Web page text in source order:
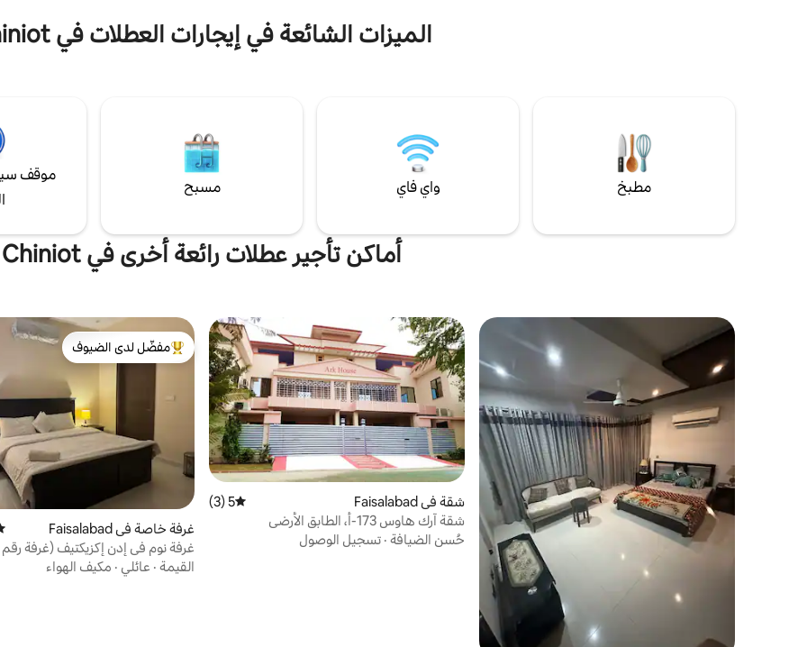
in a convenient area with easy
access. Our clean and peaceful
الميزات الشائعة في إيجارات العطلات في Chiniot
مطبخ واي فاي مسبح
موقف
أماكن تأجير عطلات رائعة أخرى في Chiniot
شقة في Faisalabad متوسط التقييم 5 من 5، 3 مراجعات
5 (3)
شقة آرك هاوس 173-أ، الطابق الأرضي
حُسن الضيافة · تسجيل الوصول
من أبرز البيوت المفضّلة لدى الضيوف
مفضّل لدى الضيوف
غرفة خاصة في Faisalabad
غرفة نوم في إدن إكزيكتيف (غرفة رقم 2)
القيمة · عائلي · مكيف الهواء